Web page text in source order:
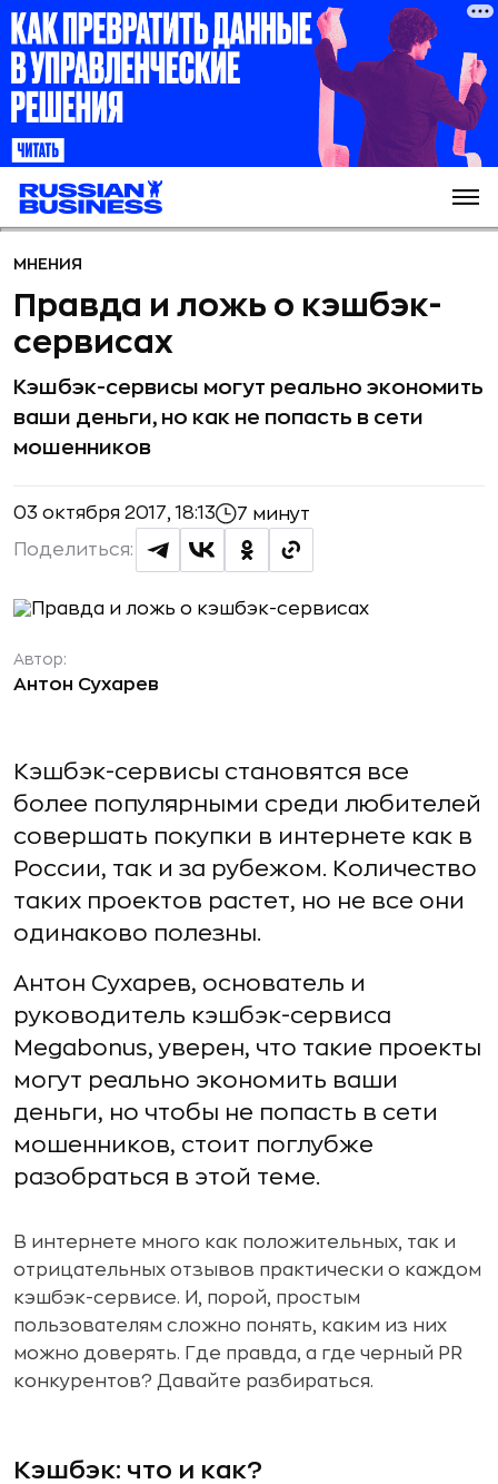
МНЕНИЯ
Правда и ложь о кэшбэк-
сервисах
Кэшбэк-сервисы могут реально экономить
ваши деньги, но как не попасть в сети
мошенников
03 октября 2017, 18:13 7 минут
Поделиться:
Автор:
Антон Сухарев
Кэшбэк-сервисы становятся все
более популярными среди любителей
совершать покупки в интернете как в
России, так и за рубежом. Количество
таких проектов растет, но не все они
одинаково полезны.
Антон Сухарев, основатель и
руководитель кэшбэк-сервиса
Megabonus, уверен, что такие проекты
могут реально экономить ваши
деньги, но чтобы не попасть в сети
мошенников, стоит поглубже
разобраться в этой теме.
В интернете много как положительных, так и
отрицательных отзывов практически о каждом
кэшбэк-сервисе. И, порой, простым
пользователям сложно понять, каким из них
можно доверять. Где правда, а где черный PR
конкурентов? Давайте разбираться.
Кэшбэк: что и как?